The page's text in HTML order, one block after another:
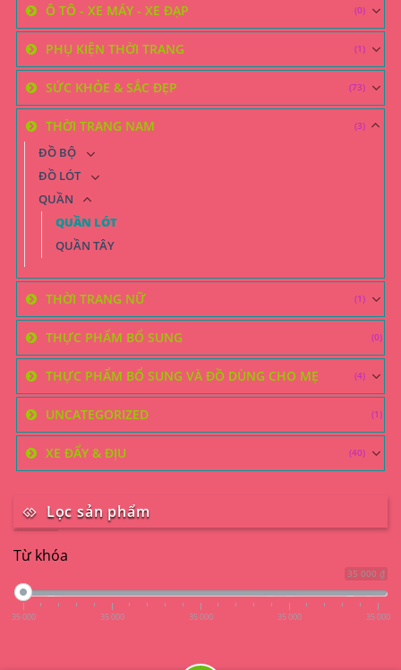
Ô TÔ - XE MÁY - XE ĐẠP (0)
PHỤ KIỆN THỜI TRANG (1)
SỨC KHỎE & SẮC ĐẸP (73)
THỜI TRANG NAM (3)
ĐỒ BỘ
ĐỒ LÓT
QUẦN
QUẦN LÓT
QUẦN TÂY
THỜI TRANG NỮ (1)
THỰC PHẨM BỔ SUNG (0)
THỰC PHẨM BỔ SUNG VÀ ĐỒ DÙNG CHO MẸ (4)
UNCATEGORIZED (1)
XE ĐẨY & ĐỊU (40)
Lọc sản phẩm
Từ khóa
35 000 ₫
35 000 35 000 35 000 35 000 35 000